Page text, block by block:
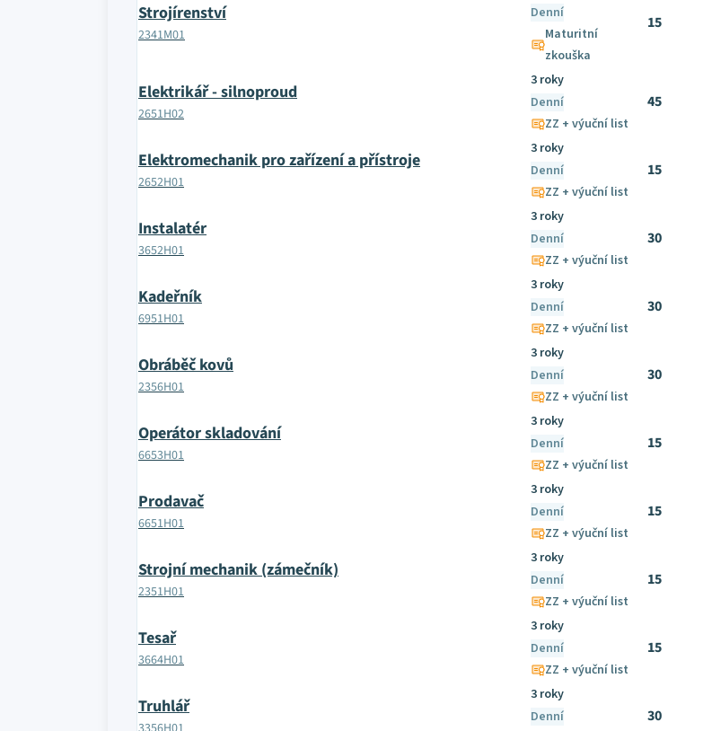
Strojírenství
2341M01
Denní
Maturitní
zkouška
15
Elektrikář - silnoproud
2651H02
3 roky
Denní
ZZ + výuční list
45
Elektromechanik pro zařízení a přístroje
2652H01
3 roky
Denní
ZZ + výuční list
15
Instalatér
3652H01
3 roky
Denní
ZZ + výuční list
30
Kadeřník
6951H01
3 roky
Denní
ZZ + výuční list
30
Obráběč kovů
2356H01
3 roky
Denní
ZZ + výuční list
30
Operátor skladování
6653H01
3 roky
Denní
ZZ + výuční list
15
Prodavač
6651H01
3 roky
Denní
ZZ + výuční list
15
Strojní mechanik (zámečník)
2351H01
3 roky
Denní
ZZ + výuční list
15
Tesař
3664H01
3 roky
Denní
ZZ + výuční list
15
Truhlář
3 roky
Denní
30